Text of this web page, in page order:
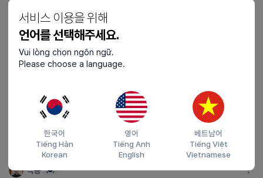
서비스 이용을 위해
언어를 선택해주세요.
Vui lòng chọn ngôn ngữ.
Please choose a language.
한국어
Tiếng Hàn
Korean
영어
Tiếng Anh
English
베트남어
Tiếng Việt
Vietnamese
chaule218 D-2
저도 계곡 가고 싶은데 거리가 멀어서 망설 중이에용 ㅠㅠ
네 맞아요ㅠㅠ 차가 없으면 계곡은 가기 힘들 것 같더라구요….
캐리비안베이면 버스로 갈 수 있어서 좋은거 같아요!!!^^
극승